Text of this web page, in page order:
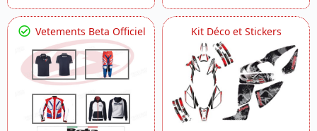
Vetements Beta Officiel Kit Déco et Stickers